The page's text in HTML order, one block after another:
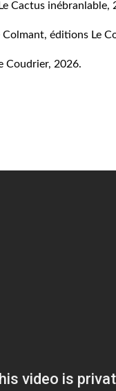
Cactus inébranlable,
éditions Le
Coudrier, 2026.